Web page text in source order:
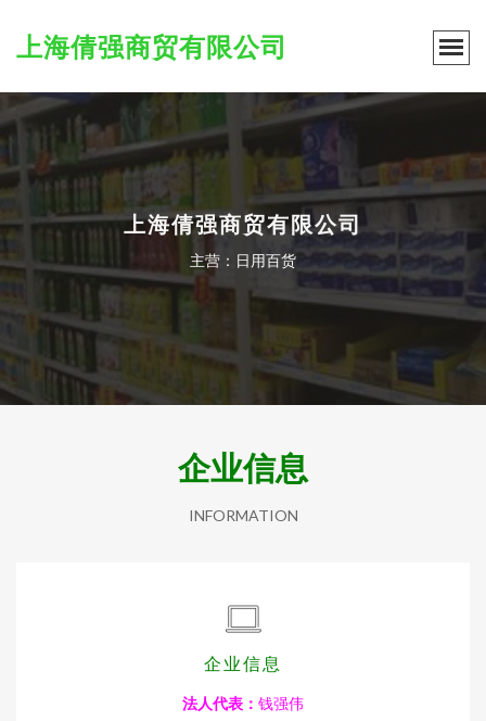
上海倩强商贸有限公司
上海倩强商贸有限公司
主营：日用百货
企业信息
INFORMATION
企业信息
法人代表： 钱强伟